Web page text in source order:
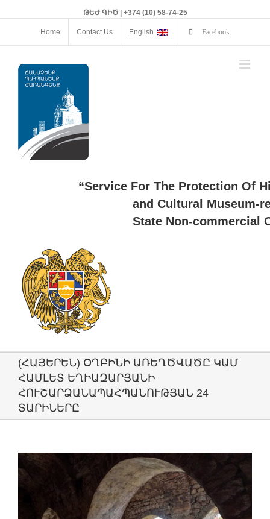
ԹԵԺ ԳԻԾ | +374 (10) 58-74-25
Home Contact Us English Facebook
“Service For The Protection Of
and Cultural Museum-
State Non-commercial
(ՀԱՅԵՐԵՆ) ՕՂԲԻՆԻ ԱՌԵՂԾՎԱԾԸ ԿԱՄ
ՀԱՄԼԵՏ ԵՂԻԱԶԱՐՅԱՆԻ
ՀՈՒՇԱՐՁԱՆԱՊԱՀՊԱՆՈՒԹՅԱՆ 24
ՏԱՐԻՆԵՐԸ